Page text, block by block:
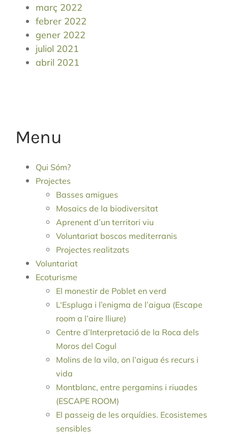
març 2022
febrer 2022
gener 2022
juliol 2021
abril 2021
Menu
Qui Sóm?
Projectes
Basses amigues
Mosaics de la biodiversitat
Aprenent d’un territori viu
Voluntariat boscos mediterranis
Projectes realitzats
Voluntariat
Ecoturisme
El monestir de Poblet en verd
L‘Espluga i l’enigma de l’aigua (Escape
room a l’aire lliure)
Centre d’Interpretació de la Roca dels
Moros del Cogul
Molins de la vila, on l’aigua és recurs i
vida
Montblanc, entre pergamins i riuades
(ESCAPE ROOM)
El passeig de les orquídies. Ecosistemes
sensibles